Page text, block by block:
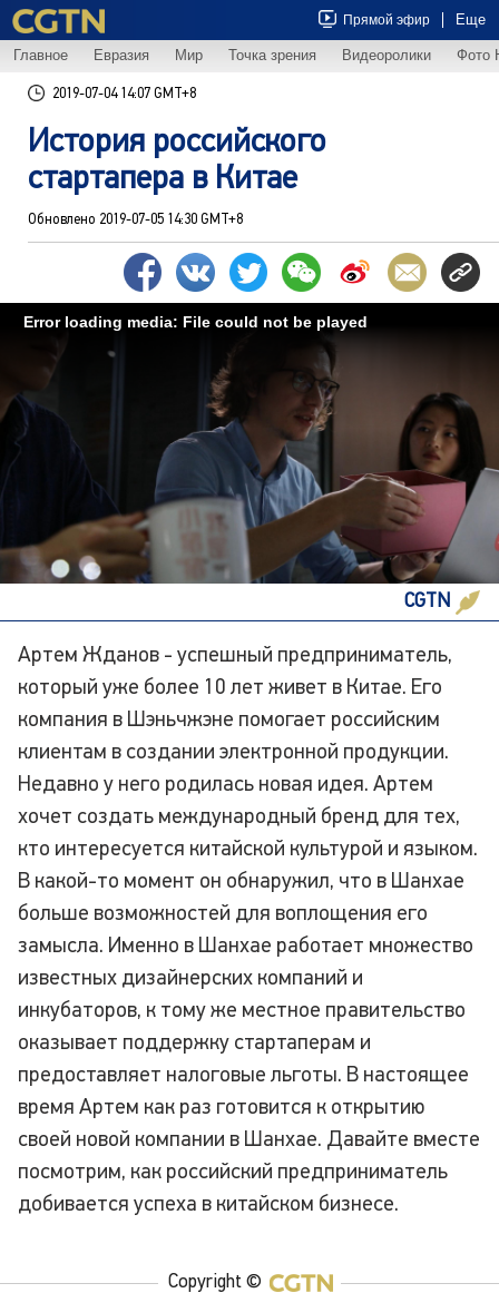
Прямой эфир Еще
Главное Евразия Мир Точка зрения Видеоролики Фото
2019-07-04 14:07 GMT+8
История российского
стартапера в Китае
Обновлено 2019-07-05 14:30 GMT+8
Error loading media: File could not be played
CGTN
Артем Жданов - успешный предприниматель,
который уже более 10 лет живет в Китае. Его
компания в Шэньчжэне помогает российским
клиентам в создании электронной продукции.
Недавно у него родилась новая идея. Артем
хочет создать международный бренд для тех,
кто интересуется китайской культурой и языком.
В какой-то момент он обнаружил, что в Шанхае
больше возможностей для воплощения его
замысла. Именно в Шанхае работает множество
известных дизайнерских компаний и
инкубаторов, к тому же местное правительство
оказывает поддержку стартаперам и
предоставляет налоговые льготы. В настоящее
время Артем как раз готовится к открытию
своей новой компании в Шанхае. Давайте вместе
посмотрим, как российский предприниматель
добивается успеха в китайском бизнесе.
Copyright ©